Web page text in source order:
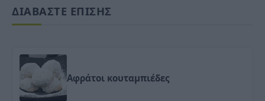
ΔΙΑΒΑΣΤΕ ΕΠΙΣΗΣ
Αφράτοι κουταμπιέδες